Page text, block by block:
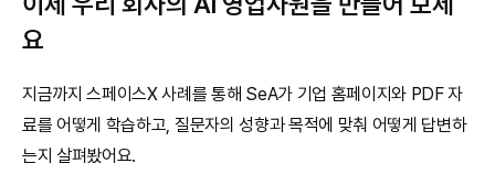
요
지금까지 스페이스X 사례를 통해 SeA가 기업 홈페이지와 PDF 자
료를 어떻게 학습하고, 질문자의 성향과 목적에 맞춰 어떻게 답변하
는지 살펴봤어요.